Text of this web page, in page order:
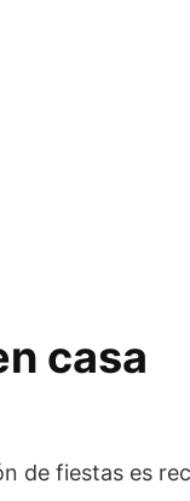
casa
de fiestas es